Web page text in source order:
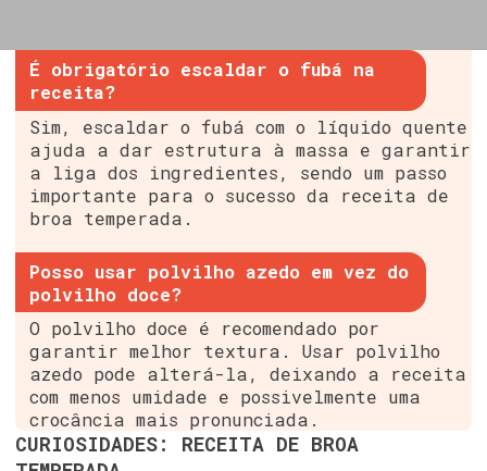
É obrigatório escaldar o fubá na
receita?
Sim, escaldar o fubá com o líquido quente
ajuda a dar estrutura à massa e garantir
a liga dos ingredientes, sendo um passo
importante para o sucesso da receita de
broa temperada.
Posso usar polvilho azedo em vez do
polvilho doce?
O polvilho doce é recomendado por
garantir melhor textura. Usar polvilho
azedo pode alterá-la, deixando a receita
com menos umidade e possivelmente uma
crocância mais pronunciada.
CURIOSIDADES: RECEITA DE BROA